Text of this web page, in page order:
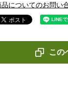
品についてのお問い
この